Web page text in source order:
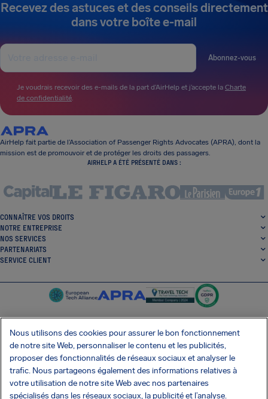
Recevez des astuces et des conseils directement
dans votre boîte e-mail
Abonnez-vous
Je voudrais recevoir des e-mails de la part d’AirHelp et j’accepte la Charte
de confidentialité.
AirHelp fait partie de l’Association of Passenger Rights Advocates (APRA), dont la
mission est de promouvoir et de protéger les droits des passagers.
AIRHELP A ÉTÉ PRÉSENTÉ DANS :
CONNAÎTRE VOS DROITS
NOTRE ENTREPRISE
NOS SERVICES
PARTENARIATS
SERVICE CLIENT
SocialFacebook
SocialTwitter
SocialInstagram
SocialLinkedin
OBTENEZ NOTRE APPLI GRATUITE
Nous utilisons des cookies pour assurer le bon fonctionnement
de notre site Web, personnaliser le contenu et les publicités,
proposer des fonctionnalités de réseaux sociaux et analyser le
trafic. Nous partageons également des informations relatives à
votre utilisation de notre site Web avec nos partenaires
spécialisés dans les réseaux sociaux, la publicité et l’analyse.